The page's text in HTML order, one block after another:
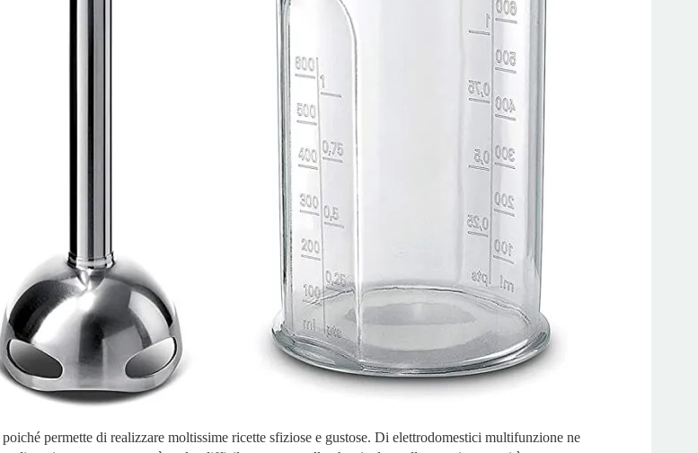
permette di realizzare moltissime ricette sfiziose e gustose. Di elettrodomestici multifunzione ne